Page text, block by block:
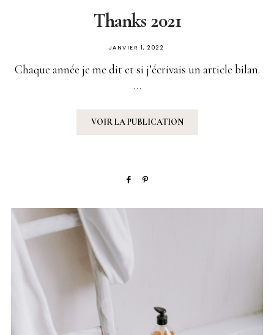
Thanks 2021
PUBLIÉ
SUR
JANVIER 1, 2022
Chaque année je me dit et si j’écrivais un article bilan.
…
VOIR LA PUBLICATION